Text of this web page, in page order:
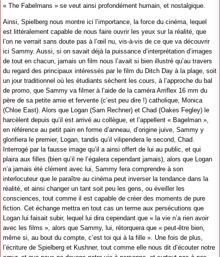
« The Fabelmans » se veut ainsi profondément humain, et nostalgique.
Ainsi, Spielberg nous montre ici l’importance, la force du cinéma, lequel
est littéralement capable de nous faire ouvrir les yeux sur la réalité, que
l’on ne verrait sans doute pas à l’œil nu, vis-à-vis de ce que va découvrir
ici Sammy. Aussi, si on savait déjà la puissance d’interprétation d’images
de tout en chacun, jamais un film nous l’avait si bien illustré qu’au travers
du regard des principaux intéressés par le film du Ditch Day à la plage, soit
un jour traditionnel où les étudiants sèchent les cours, à l’approche du bal
de promo, que Sammy va filmer à l’aide de la caméra Arriflex 16 mm du
père de sa petite amie et fervente (c’est peu dire !) catholique, Monica
(Chloe East). Alors que Logan (Sam Rechner) et Chad (Oakes Fegley) le
harcèlent depuis qu’il est arrivé au collègue, et l’appellent « Bagelman »,
en référence au petit pain en forme d’anneau, d’origine juive, Sammy y
glorifiera le premier, Logan, tandis qu’il vilipendera le second, Chad.
Interrogé par la fausse image qu’il a ainsi offert de lui au public, et qui
plaira aux filles (bien qu’il ne l’égalera cependant jamais), alors que Logan
n’a jamais été clément avec lui, Sammy fera comprendre à son
interlocuteur que le paraître au cinéma peut inverser la tendance dans la
réalité, et ainsi changer un tant soit peu les gens, ou éveiller les
consciences, tout comme il est capable de créer des moments de pure
fiction. Cet échange mettra en tout cas un terme aux persécutions que
Logan lui faisait subir, lequel lui dira cependant que « la vie n’a rien avoir
avec les films », alors que Sammy, lui, rétorquera que « peut-être bien,
même si, au bout du compte, c’est toi qui à la fille ». Une fois de plus,
l’écriture de Spielberg et Kushner, tout comme elle nous dit d’écouter notre